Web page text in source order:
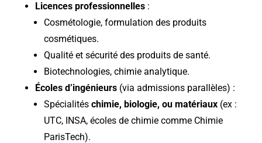
Licences professionnelles :
Cosmétologie, formulation des produits
cosmétiques.
Qualité et sécurité des produits de santé.
Biotechnologies, chimie analytique.
Écoles d’ingénieurs (via admissions parallèles) :
Spécialités chimie, biologie, ou matériaux (ex :
UTC, INSA, écoles de chimie comme Chimie
ParisTech).